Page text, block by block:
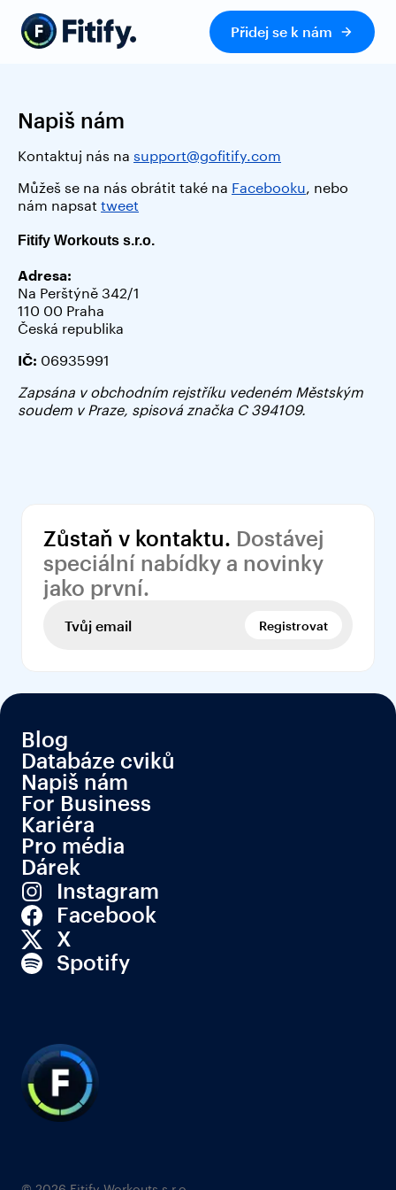
Přidej se k nám
Napiš nám
Kontaktuj nás na support@gofitify.com
Můžeš se na nás obrátit také na Facebooku, nebo
nám napsat tweet
Fitify Workouts s.r.o.
Adresa:
Na Perštýně 342/1
110 00 Praha
Česká republika
IČ: 06935991
Zapsána v obchodním rejstříku vedeném Městským
soudem v Praze, spisová značka C 394109.
Zůstaň v kontaktu. Dostávej
speciální nabídky a novinky
jako první.
Registrovat
Blog
Databáze cviků
Napiš nám
For Business
Kariéra
Pro média
Dárek
Instagram
Facebook
X
Spotify